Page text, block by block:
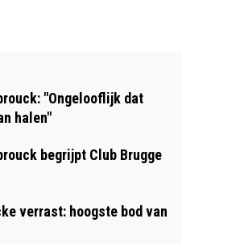
"Ongelooflijk dat
halen"
begrijpt Club Brugge
verrast: hoogste bod van